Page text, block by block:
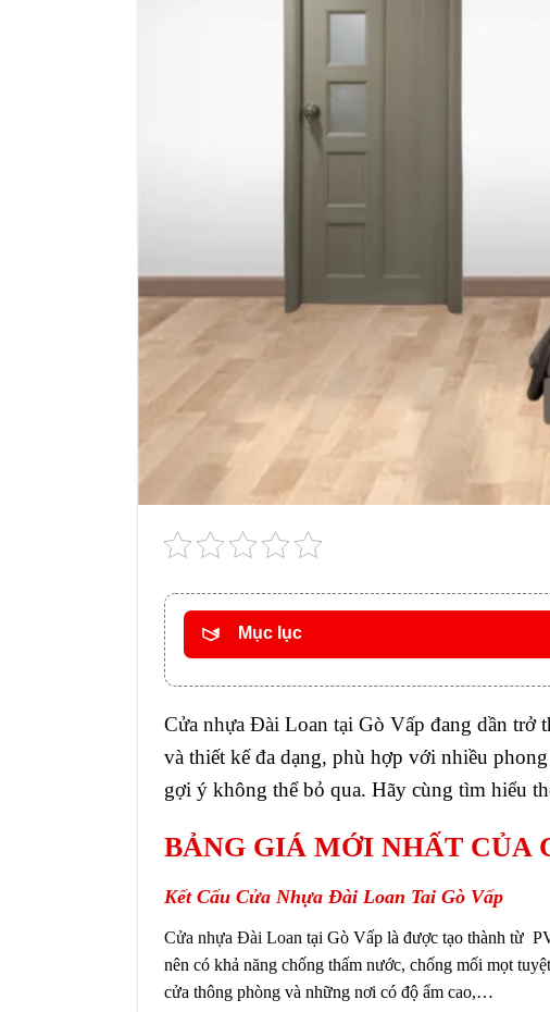
Mục lục
Cửa nhựa Đài Loan tại Gò Vấp đang dần trở
và thiết kế đa dạng, phù hợp với nhiều
gợi ý không thể bỏ qua. Hãy cùng tìm hiểu
BẢNG GIÁ MỚI NHẤT CỦA
Kết Cấu Cửa Nhựa Đài Loan Tai Gò Vấp
Cửa nhựa Đài Loan tại Gò Vấp là được tạo thành từ
nên có khả năng chống thấm nước, chống mối mọt
cửa thông phòng và những nơi có độ ẩm cao,…